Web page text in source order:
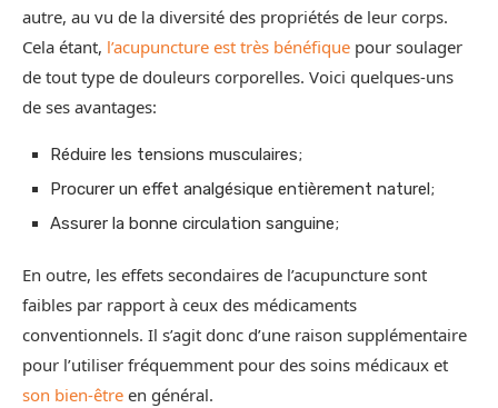
autre, au vu de la diversité des propriétés de leur corps.
Cela étant, l’acupuncture est très bénéfique pour soulager
de tout type de douleurs corporelles. Voici quelques-uns
de ses avantages:
Réduire les tensions musculaires;
Procurer un effet analgésique entièrement naturel;
Assurer la bonne circulation sanguine;
En outre, les effets secondaires de l’acupuncture sont
faibles par rapport à ceux des médicaments
conventionnels. Il s’agit donc d’une raison supplémentaire
pour l’utiliser fréquemment pour des soins médicaux et
son bien-être en général.